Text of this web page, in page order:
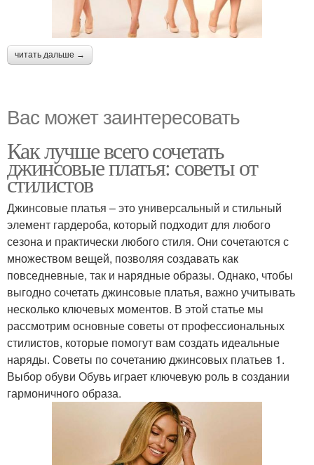
читать дальше →
Вас может заинтересовать
Как лучше всего сочетать
джинсовые платья: советы от
стилистов
Джинсовые платья – это универсальный и стильный
элемент гардероба, который подходит для любого
сезона и практически любого стиля. Они сочетаются с
множеством вещей, позволяя создавать как
повседневные, так и нарядные образы. Однако, чтобы
выгодно сочетать джинсовые платья, важно учитывать
несколько ключевых моментов. В этой статье мы
рассмотрим основные советы от профессиональных
стилистов, которые помогут вам создать идеальные
наряды. Советы по сочетанию джинсовых платьев 1.
Выбор обуви Обувь играет ключевую роль в создании
гармоничного образа.